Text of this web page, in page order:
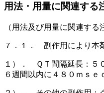
用法・用量に関連する
（用法及び用量に関連する
７．１． 副作用により本
１）． ＱＴ間隔延長：５
６週間以内に４８０ｍｓｅ